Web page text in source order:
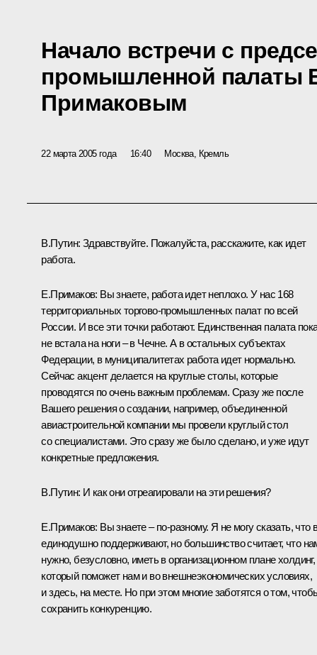
Начало встречи с
промышленной палаты
Примаковым
22 марта 2005 года 16:40 Москва, Кремль
В.Путин: Здравствуйте. Пожалуйста, расскажите, как идет
работа.
Е.Примаков: Вы знаете, работа идет неплохо. У нас 168
территориальных торгово-промышленных палат по всей
России. И все эти точки работают. Единственная палата
не встала на ноги – в Чечне. А в остальных субъектах
Федерации, в муниципалитетах работа идет нормально.
Сейчас акцент делается на круглые столы, которые
проводятся по очень важным проблемам. Сразу же после
Вашего решения о создании, например, объединенной
авиастроительной компании мы провели круглый стол
со специалистами. Это сразу же было сделано, и уже идут
конкретные предложения.
В.Путин: И как они отреагировали на эти решения?
Е.Примаков: Вы знаете – по‑разному. Я не могу сказать, что
единодушно поддерживают, но большинство считает, что
нужно, безусловно, иметь в организационном плане холдинг,
который поможет нам и во внешнеэкономических условиях,
и здесь, на месте. Но при этом многие заботятся о том,
сохранить конкуренцию.